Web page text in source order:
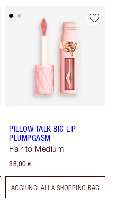
PILLOW TALK BIG LIP
PLUMPGASM
Fair to Medium
38,00 €
AGGIUNGI ALLA SHOPPING BAG